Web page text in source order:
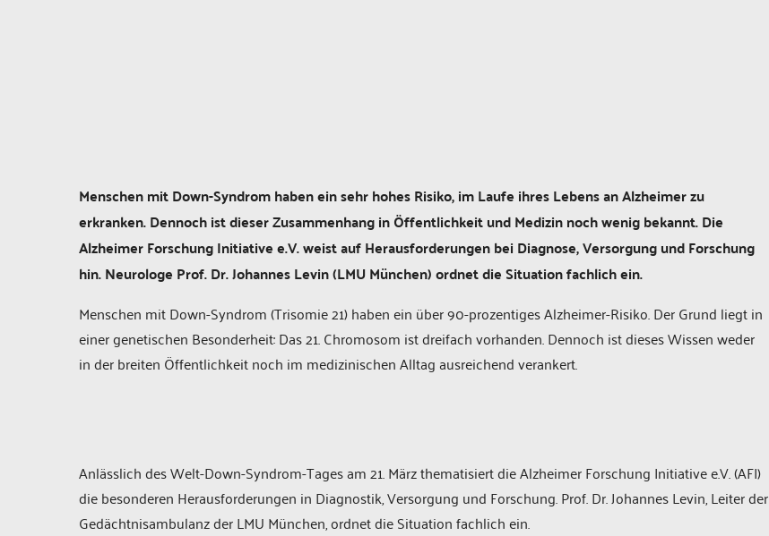
Menschen mit Down-Syndrom haben ein sehr hohes Risiko, im Laufe ihres Lebens an Alzheimer zu
erkranken. Dennoch ist dieser Zusammenhang in Öffentlichkeit und Medizin noch wenig bekannt. Die
Alzheimer Forschung Initiative e.V. weist auf Herausforderungen bei Diagnose, Versorgung und Forschung
hin. Neurologe Prof. Dr. Johannes Levin (LMU München) ordnet die Situation fachlich ein.
Menschen mit Down-Syndrom (Trisomie 21) haben ein über 90-prozentiges Alzheimer-Risiko. Der Grund liegt in
einer genetischen Besonderheit: Das 21. Chromosom ist dreifach vorhanden. Dennoch ist dieses Wissen weder
in der breiten Öffentlichkeit noch im medizinischen Alltag ausreichend verankert.
Anlässlich des Welt-Down-Syndrom-Tages am 21. März thematisiert die Alzheimer Forschung Initiative e.V. (AFI)
die besonderen Herausforderungen in Diagnostik, Versorgung und Forschung. Prof. Dr. Johannes Levin, Leiter der
Gedächtnisambulanz der LMU München, ordnet die Situation fachlich ein.